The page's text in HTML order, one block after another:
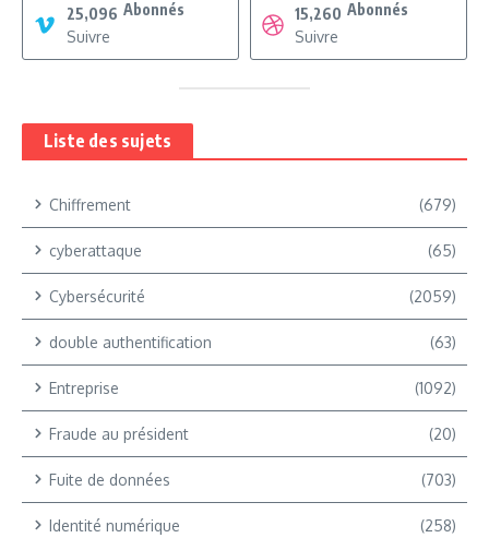
25,096 Abonnés
Suivre
15,260 Abonnés
Suivre
Liste des sujets
Chiffrement (679)
cyberattaque (65)
Cybersécurité (2059)
double authentification (63)
Entreprise (1092)
Fraude au président (20)
Fuite de données (703)
Identité numérique (258)